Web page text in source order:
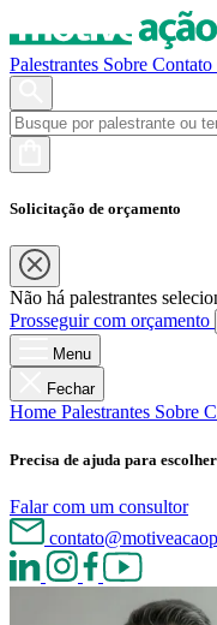
Palestrantes Sobre Contato
Solicitação de orçamento
Não há palestrantes
Prosseguir com orçamento
Menu
Fechar
Home Palestrantes Sobre
Precisa de ajuda para
Falar com um consultor